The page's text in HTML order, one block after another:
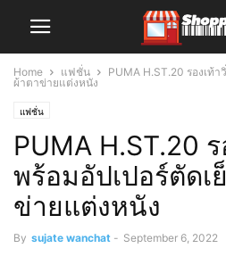
Home แฟชั่น
PUMA H.ST.20 รองเท้
ผ้าตาข่ายแต่งหนัง
แฟชั่น
PUMA H.ST.20
พร้อมอัปเปอร์ตัดเ
ข่ายแต่งหนัง
By sujate wanchat - September 6, 2022